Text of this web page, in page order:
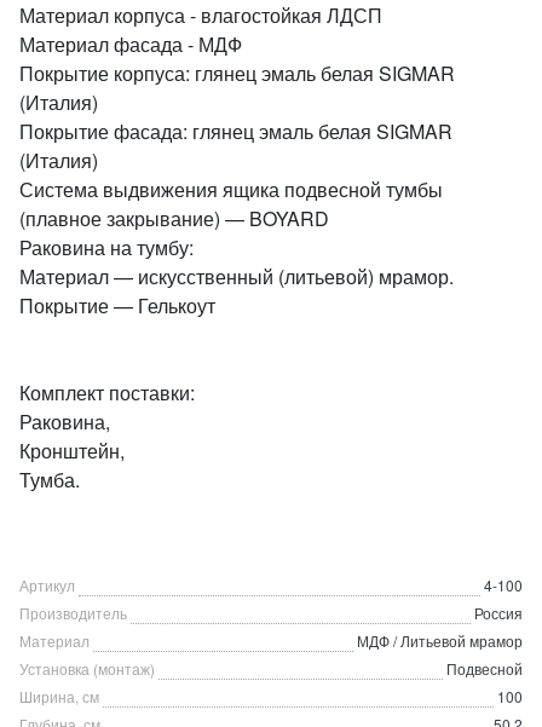
Материал корпуса - влагостойкая ЛДСП
Материал фасада - МДФ
Покрытие корпуса: глянец эмаль белая SIGMAR
(Италия)
Покрытие фасада: глянец эмаль белая SIGMAR
(Италия)
Система выдвижения ящика подвесной тумбы
(плавное закрывание) — BOYARD
Раковина на тумбу:
Материал — искусственный (литьевой) мрамор.
Покрытие — Гелькоут
Комплект поставки:
Раковина,
Кронштейн,
Тумба.
Артикул
4-100
Производитель
Россия
Материал
МДФ / Литьевой мрамор
Установка (монтаж)
Подвесной
Ширина, см
100